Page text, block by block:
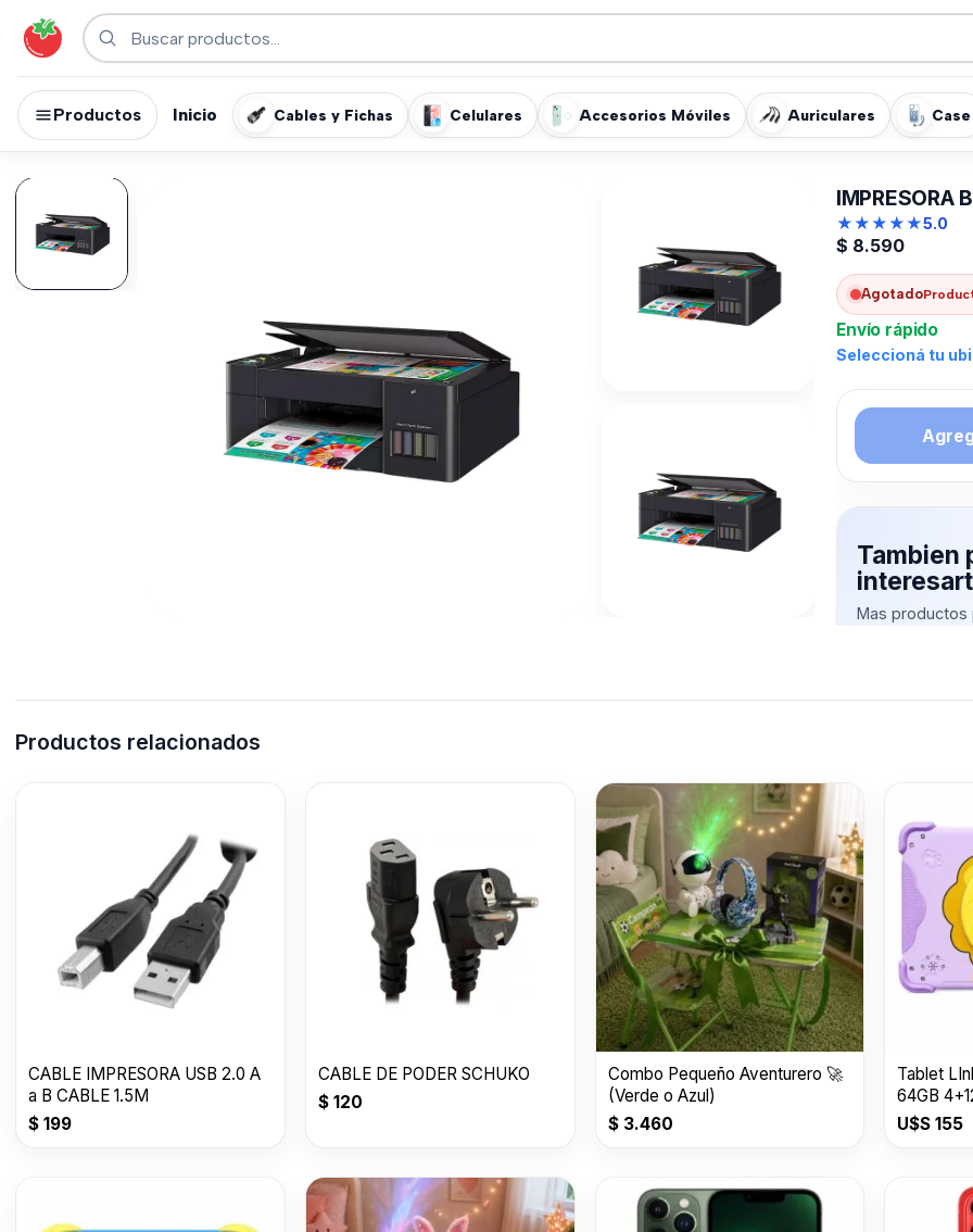
Productos Inicio Cables y Fichas Celulares Accesorios Móviles Auriculares Case
IMPRESORA
★★★★★5.0
$ 8.590
Agotado
Envío rápido
Seleccioná tu
Tambien
Mas productos
CABLE
USB 2.0 A a B
1.5M
199
Productos relacionados
CABLE IMPRESORA USB 2.0 A
a B CABLE 1.5M
$ 199
CABLE DE PODER SCHUKO
$120
Combo Pequeño Aventurero 🚀
(Verde o Azul)
$3.460
Tablet
64GB
U$S 155